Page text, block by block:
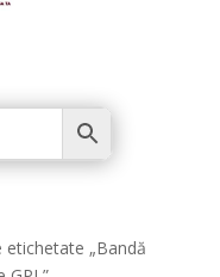
etichetate „Bandă